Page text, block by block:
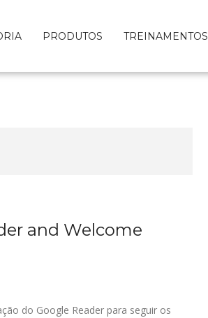
PRODUTOS TREINAMENTOS
and Welcome
do Google Reader para seguir os